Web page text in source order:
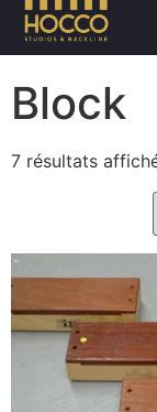
Accueil/
Block
7 résultats